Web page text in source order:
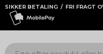
SIKKER BETALING / FRI FRAGT